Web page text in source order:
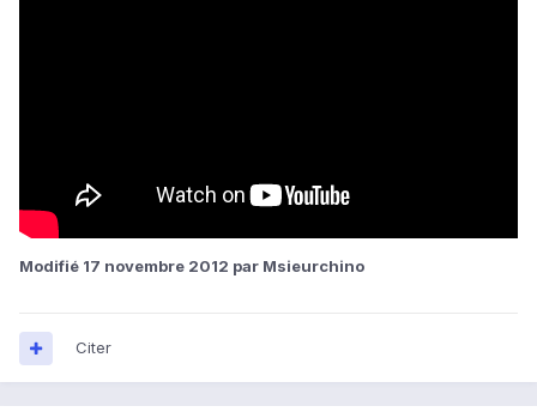
Modifié 17 novembre 2012 par Msieurchino
Citer